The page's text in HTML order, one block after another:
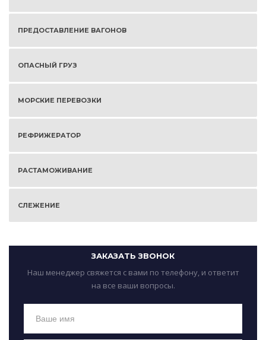
ПРЕДОСТАВЛЕНИЕ ВАГОНОВ
ОПАСНЫЙ ГРУЗ
МОРСКИЕ ПЕРЕВОЗКИ
РЕФРИЖЕРАТОР
РАСТАМОЖИВАНИЕ
СЛЕЖЕНИЕ
ЗАКАЗАТЬ ЗВОНОК
Наш менеджер свяжется с вами по телефону, и ответит
на все ваши вопросы.